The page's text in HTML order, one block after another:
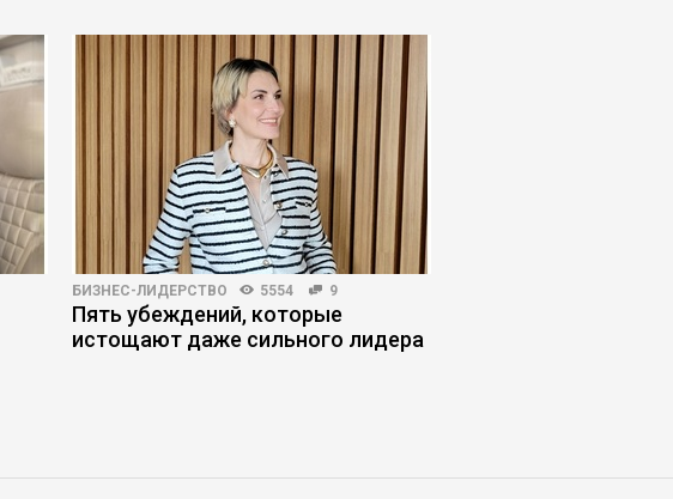
БИЗНЕС-ЛИДЕРСТВО 5554 9
Пять убеждений, которые
истощают даже сильного лидера